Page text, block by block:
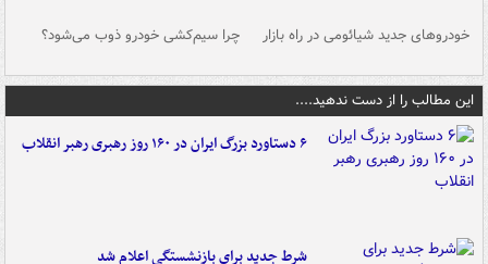
خودروهای جدید شیائومی در راه بازار چرا سیم‌کشی خودرو ذوب می‌شود؟
این مطالب را از دست ندهید....
۶ دستاورد بزرگ ایران در ۱۶۰ روز رهبری رهبر انقلاب
شرط جدید برای بازنشستگی اعلام شد